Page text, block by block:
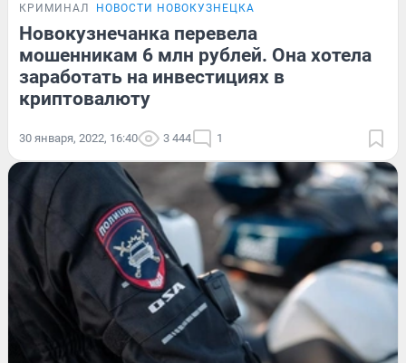
КРИМИНАЛ НОВОСТИ НОВОКУЗНЕЦКА
Новокузнечанка перевела
мошенникам 6 млн рублей. Она хотела
заработать на инвестициях в
криптовалюту
30 января, 2022, 16:40 3 444 1